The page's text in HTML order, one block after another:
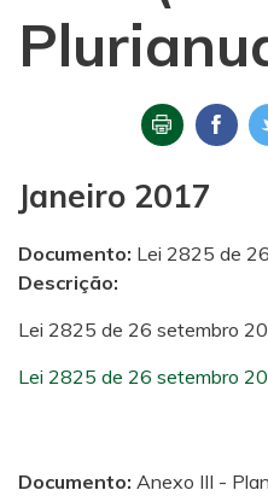
Janeiro 2017
Documento: Lei 2825 de
Descrição:
Lei 2825 de 26 setembro
Lei 2825 de 26 setembro
Documento: Anexo III -